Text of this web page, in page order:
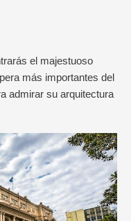
el majestuoso
más importantes del
admirar su arquitectura